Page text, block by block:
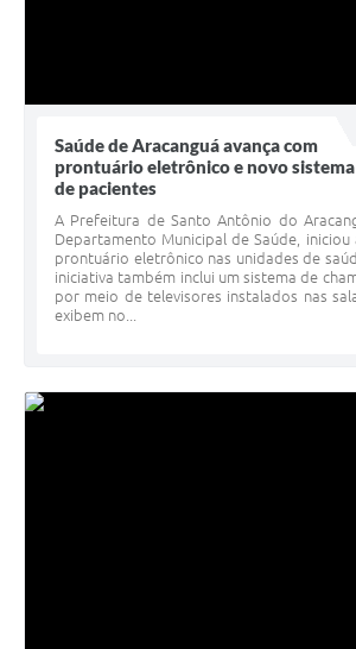
Saúde de Aracanguá avança com
prontuário eletrônico e novo sistema
de pacientes
A Prefeitura de Santo Antônio do
Departamento Municipal de Saúde,
prontuário eletrônico nas unidades de
iniciativa também inclui um sistema de
por meio de televisores instalados nas
exibem no...